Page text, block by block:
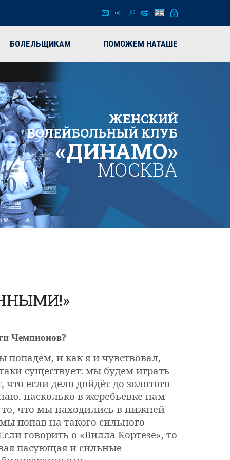
БОЛЕЛЬЩИКАМ ПОМОЖЕМ НАТАШЕ
ЖЕНСКИЙ
ВОЛЕЙБОЛЬНЫЙ КЛУБ
«ДИНАМО»
МОСКВА
Чемпионов?
попадем, и как я и чувствовал,
существует: мы будем играть
если дело дойдёт до золотого
насколько в жеребьевке нам
то, что мы находились в нижней
попав на такого сильного
говорить о «Вилла Кортезе», то
пасующая и сильные